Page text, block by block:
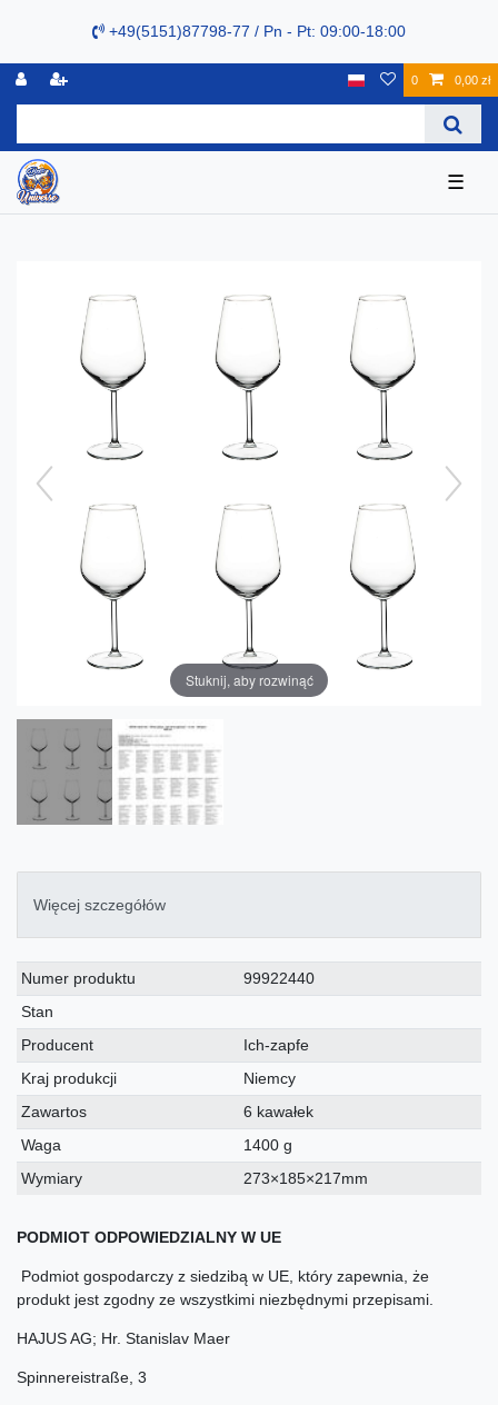
+49(5151)87798-77 / Pn - Pt: 09:00-18:00
0 0,00 zł
☰
Stuknij, aby rozwinąć
Więcej szczegółów
Charakterystyka
techniczna
Wartość
Numer produktu
99922440
Stan
Producent
Ich-zapfe
Kraj produkcji
Niemcy
Zawartos
6 kawałek
Waga
1400 g
Wymiary
273×185×217mm
PODMIOT ODPOWIEDZIALNY W UE
Podmiot gospodarczy z siedzibą w UE, który zapewnia, że
produkt jest zgodny ze wszystkimi niezbędnymi przepisami.
HAJUS AG; Hr. Stanislav Maer
Spinnereistraße 3